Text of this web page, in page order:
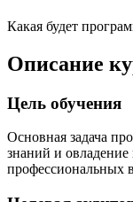
Какая будет
Описание
Цель обучения
Основная задача
знаний и
профессиональных